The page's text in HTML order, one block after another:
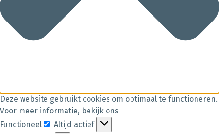
Deze website gebruikt cookies om optimaal te functioneren.
Voor meer informatie, bekijk ons
Functioneel
Altijd actief